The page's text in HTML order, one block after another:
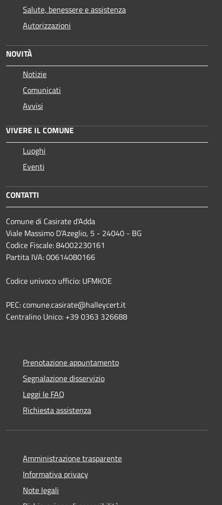
Salute, benessere e assistenza
Autorizzazioni
NOVITÀ
Notizie
Comunicati
Avvisi
VIVERE IL COMUNE
Luoghi
Eventi
CONTATTI
Comune di Casirate d'Adda
Viale Massimo D’Azeglio, 5 - 24040 - BG
Codice Fiscale: 84002230161
Partita IVA: 00614080166
Codice univoco ufficio: UFMKOE
PEC: comune.casirate@halleycert.it
Centralino Unico: +39 0363 326688
Prenotazione appuntamento
Segnalazione disservizio
Leggi le FAQ
Richiesta assistenza
Amministrazione trasparente
Informativa privacy
Note legali